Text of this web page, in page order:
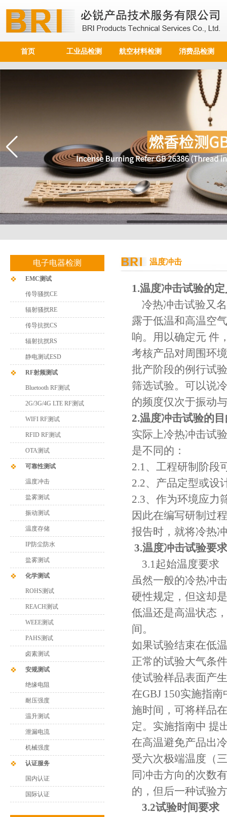
首页 工业品检测 航空材料检测 消费品检测
电子电器检测
EMC测试
传导骚扰CE
辐射骚扰RE
传导抗扰CS
辐射抗扰RS
静电测试ESD
RF射频测试
Bluetooth RF测试
2G/3G/4G LTE RF测试
WIFI RF测试
RFID RF测试
OTA测试
可靠性测试
温度冲击
盐雾测试
振动测试
温度存储
IP防尘防水
盐雾测试
化学测试
ROHS测试
REACH测试
WEEE测试
PAHS测试
卤素测试
安规测试
绝缘电阻
耐压强度
温升测试
泄漏电流
机械强度
认证服务
国内认证
国际认证
温度冲击
1.温度冲击试验的
冷热冲击试验又
露于低温和高温空
响。用以确定元 件
考核产品对周围环
批产阶段的例行试
筛选试验。可以说
的频度仅次于振动
2.温度冲击试验的
实际上冷热冲击试
是不同的：
2.1、工程研制阶段
2.2、产品定型或设
2.3、作为环境应力
因此在编写研制过
报告时，就将冷热
3.温度冲击试验要求
3.1起始温度要求
虽然一般的冷热冲
硬性规定，但这却
低温还是高温状态
间。
如果试验结束在低
正常的试验大气条
使试验样品表面产
在GBJ 150实施指
施时间，可将样品
定。实施指南中 提
在高温避免产品出
受六次极端温度（
同冲击方向的次数
的，但后一种试验
3.2试验时间要求